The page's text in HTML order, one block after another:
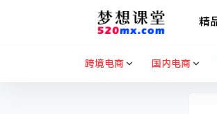
精
跨境电商 国内电商